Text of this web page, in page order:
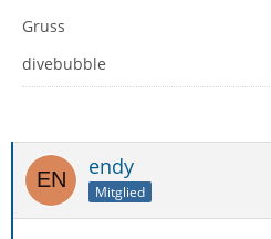
Gruss
divebubble
endy
Mitglied